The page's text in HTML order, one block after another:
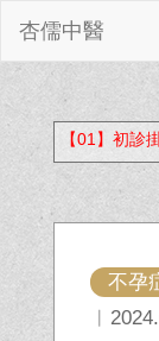
杏儒中醫
【01】初診
不孕